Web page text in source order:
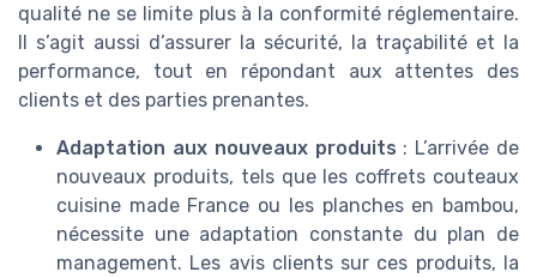
qualité ne se limite plus à la conformité réglementaire.
Il s’agit aussi d’assurer la sécurité, la traçabilité et la
performance, tout en répondant aux attentes des
clients et des parties prenantes.
Adaptation aux nouveaux produits : L’arrivée de
nouveaux produits, tels que les coffrets couteaux
cuisine made France ou les planches en bambou,
nécessite une adaptation constante du plan de
management. Les avis clients sur ces produits, la